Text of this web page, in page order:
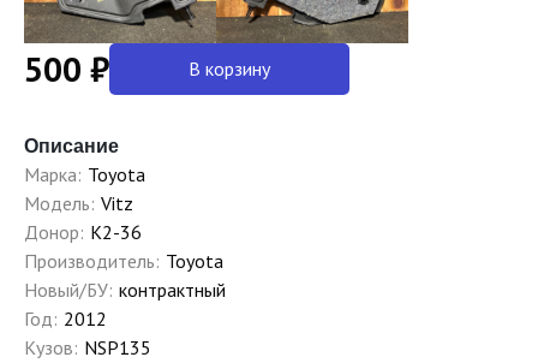
500 ₽ В корзину
Описание
Марка: Toyota
Модель: Vitz
Донор: K2-36
Производитель: Toyota
Новый/БУ: контрактный
Год: 2012
Кузов: NSP135